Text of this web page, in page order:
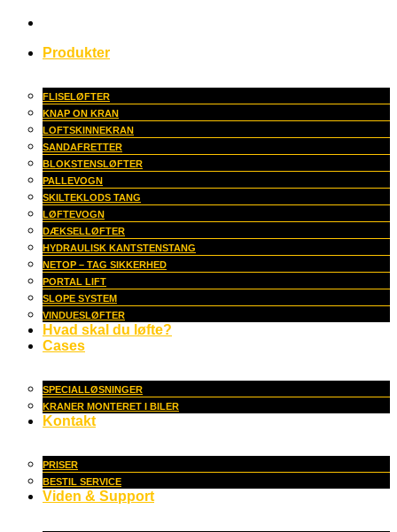
Produkter
FLISELØFTER
KNAP ON KRAN
LOFTSKINNEKRAN
SANDAFRETTER
BLOKSTENSLØFTER
PALLEVOGN
SKILTEKLODS TANG
LØFTEVOGN
DÆKSELLØFTER
HYDRAULISK KANTSTENSTANG
NETOP – TAG SIKKERHED
PORTAL LIFT
SLOPE SYSTEM
VINDUESLØFTER
Hvad skal du løfte?
Cases
SPECIALLØSNINGER
KRANER MONTERET I BILER
Kontakt
PRISER
BESTIL SERVICE
Viden & Support